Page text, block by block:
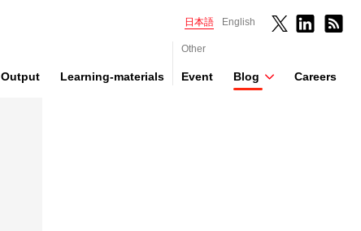
日本語 English
Output Learning-materials
Other
Event Blog Careers